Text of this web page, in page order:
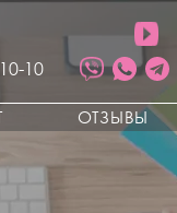
10
ОТЗЫВЫ